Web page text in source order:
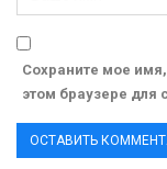
Сохраните мое
этом браузере